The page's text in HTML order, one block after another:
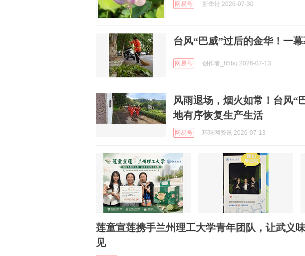
网易号 新华社 2026-07-30
台风“巴威”过后的金华！一
网易号 创作者_85bq 2026-07-13
风雨退场，烟火如常！台风“
地有序恢复生产生活
网易号 环球网资讯 2026-07-13
莲童宣莲携手兰州理工大学青年团队，让武义
见